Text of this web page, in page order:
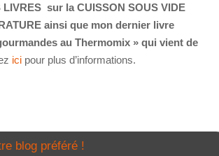
LIVRES sur la CUISSON SOUS VIDE
ainsi que mon dernier livre
au Thermomix » qui vient de
icipour plus d’informations.
blog préféré !